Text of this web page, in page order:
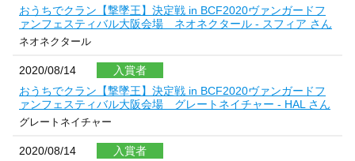
おうちでクラン【撃墜王】決定戦 in BCF2020ヴァンガードフ
ァンフェスティバル大阪会場 ネオネクタール - スフィア さん
ネオネクタール
2020/08/14
入賞者
おうちでクラン【撃墜王】決定戦 in BCF2020ヴァンガードフ
ァンフェスティバル大阪会場 グレートネイチャー - HAL さん
グレートネイチャー
2020/08/14
入賞者